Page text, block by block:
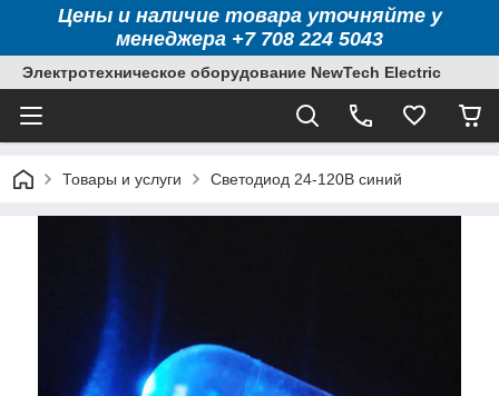
Цены и наличие товара уточняйте у
менеджера +7 708 224 5043
Электротехническое оборудование NewTech Electric
Товары и услуги Светодиод 24-120В синий